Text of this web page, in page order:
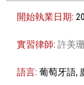
開始執業日期:
實習律師:許美
語言:葡萄牙語,